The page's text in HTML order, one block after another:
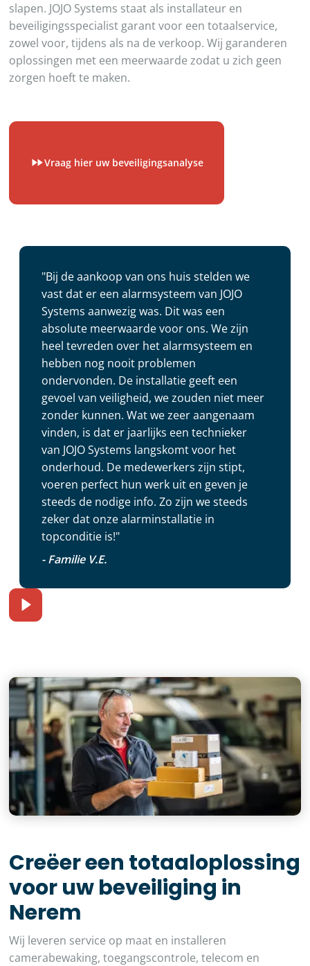
slapen. JOJO Systems staat als installateur en
beveiligingsspecialist garant voor een totaalservice,
zowel voor, tijdens als na de verkoop. Wij garanderen
oplossingen met een meerwaarde zodat u zich geen
zorgen hoeft te maken.
Vraag hier uw beveiligingsanalyse
"Bij de aankoop van ons huis stelden we
vast dat er een alarmsysteem van JOJO
Systems aanwezig was. Dit was een
absolute meerwaarde voor ons. We zijn
heel tevreden over het alarmsysteem en
hebben nog nooit problemen
ondervonden. De installatie geeft een
gevoel van veiligheid, we zouden niet meer
zonder kunnen. Wat we zeer aangenaam
vinden, is dat er jaarlijks een technieker
van JOJO Systems langskomt voor het
onderhoud. De medewerkers zijn stipt,
voeren perfect hun werk uit en geven je
steeds de nodige info. Zo zijn we steeds
zeker dat onze alarminstallatie in
topconditie is!"
- Familie V.E.
Creëer een totaaloplossing
voor uw beveiliging in
Nerem
Wij leveren service op maat en installeren
camerabewaking, toegangscontrole, telecom en